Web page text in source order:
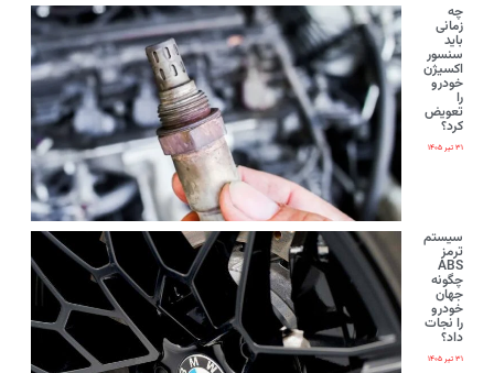
چه
زمانی
باید
سنسور
اکسیژن
خودرو
را
تعویض
کرد؟
۳۱ تیر ۱۴۰۵
سیستم
ترمز
ABS
چگونه
جهان
خودرو
را نجات
داد؟
۳۱ تیر ۱۴۰۵